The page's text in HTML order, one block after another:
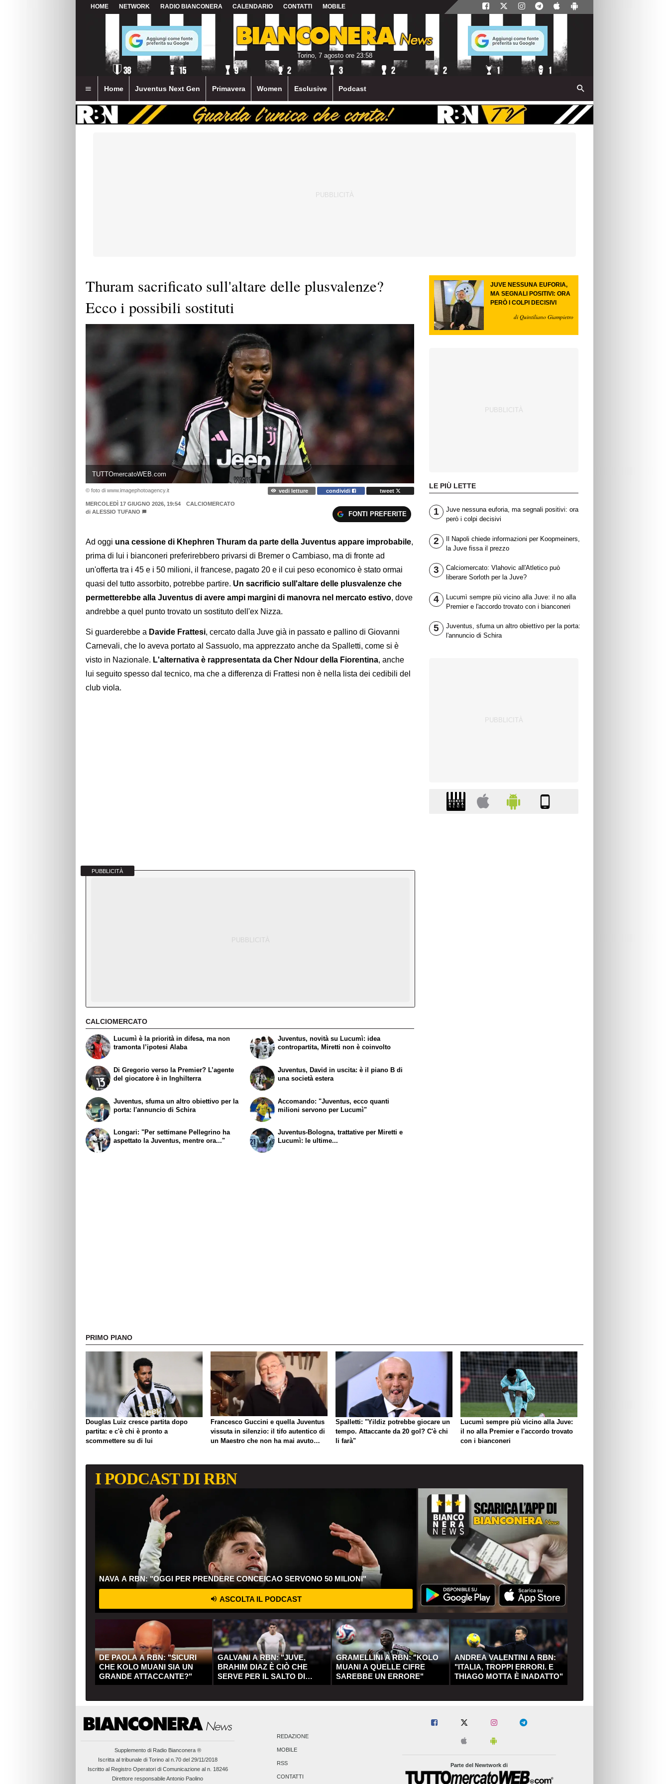
HOME NETWORK RADIO BIANCONERA CALENDARIO CONTATTI MOBILE
Torino, 7 agosto ore 23:58
Home Juventus Next Gen Primavera Women Esclusive Podcast
Thuram sacrificato sull'altare delle plusvalenze?
Ecco i possibili sostituti
TUTTOmercatoWEB.com
© foto di www.imagephotoagency.it vedi letture condividi tweet
MERCOLEDÌ 17 GIUGNO 2026, 19:54
CALCIOMERCATO
di ALESSIO TUFANO FONTI PREFERITE
Ad oggi una cessione di Khephren Thuram da parte della Juventus appare improbabile,
prima di lui i bianconeri preferirebbero privarsi di Bremer o Cambiaso, ma di fronte ad
un'offerta tra i 45 e i 50 milioni, il francese, pagato 20 e il cui peso economico è stato ormai
quasi del tutto assorbito, potrebbe partire. Un sacrificio sull'altare delle plusvalenze che
permetterebbe alla Juventus di avere ampi margini di manovra nel mercato estivo, dove
andrebbe a quel punto trovato un sostituto dell'ex Nizza.
Si guarderebbe a Davide Frattesi, cercato dalla Juve già in passato e pallino di Giovanni
Carnevali, che lo aveva portato al Sassuolo, ma apprezzato anche da Spalletti, come si è
visto in Nazionale. L'alternativa è rappresentata da Cher Ndour della Fiorentina, anche
lui seguito spesso dal tecnico, ma che a differenza di Frattesi non è nella lista dei cedibili del
club viola.
PUBBLICITÀ
CALCIOMERCATO
Lucumì è la priorità in difesa, ma non
tramonta l’ipotesi Alaba
Di Gregorio verso la Premier? L’agente
del giocatore è in Inghilterra
Juventus, novità su Lucumì: idea
contropartita, Miretti non è coinvolto
Juventus, David in uscita: è il piano B di
una società estera
Juventus, sfuma un altro obiettivo per la
porta: l'annuncio di Schira
Longari: "Per settimane Pellegrino ha
aspettato la Juventus, mentre ora..."
Accomando: "Juventus, ecco quanti
milioni servono per Lucumì"
Juventus-Bologna, trattative per Miretti e
Lucumì: le ultime...
JUVE NESSUNA EUFORIA,
MA SEGNALI POSITIVI: ORA
PERÒ I COLPI DECISIVI
di Quintiliano Giampietro
LE PIÙ LETTE
1
Juve nessuna euforia, ma segnali positivi: ora
però i colpi decisivi
2
Il Napoli chiede informazioni per Koopmeiners,
la Juve fissa il prezzo
3
Calciomercato: Vlahovic all'Atletico può
liberare Sorloth per la Juve?
4
Lucumì sempre più vicino alla Juve: il no alla
Premier e l'accordo trovato con i bianconeri
5
Juventus, sfuma un altro obiettivo per la porta:
l'annuncio di Schira
PRIMO PIANO
Douglas Luiz cresce partita dopo
partita: e c'è chi è pronto a
scommettere su di lui
Francesco Guccini e quella Juventus
vissuta in silenzio: il tifo autentico di
un Maestro che non ha mai avuto
Spalletti: "Yildiz potrebbe giocare un
tempo. Attaccante da 20 gol? C'è chi
li farà"
Lucumì sempre più vicino alla Juve:
il no alla Premier e l'accordo trovato
con i bianconeri
I PODCAST DI RBN
NAVA A RBN: "OGGI PER PRENDERE CONCEICAO SERVONO 50 MILIONI"
ASCOLTA IL PODCAST
DE PAOLA A RBN: "SICURI
CHE KOLO MUANI SIA UN
GRANDE ATTACCANTE?"
GALVANI A RBN: "JUVE,
BRAHIM DIAZ È CIÒ CHE
SERVE PER IL SALTO DI
QUALITÀ"
GRAMELLINI A RBN: "KOLO
MUANI A QUELLE CIFRE
SAREBBE UN ERRORE"
ANDREA VALENTINI A RBN:
"ITALIA, TROPPI ERRORI. E
THIAGO MOTTA È INADATTO"
Supplemento di Radio Bianconera ®
Iscritta al tribunale di Torino al n.70 del 29/11/2018
Iscritto al Registro Operatori di Comunicazione al n. 18246
Direttore responsabile Antonio Paolino
REDAZIONE
MOBILE
RSS
CONTATTI
Parte del Newtwork di